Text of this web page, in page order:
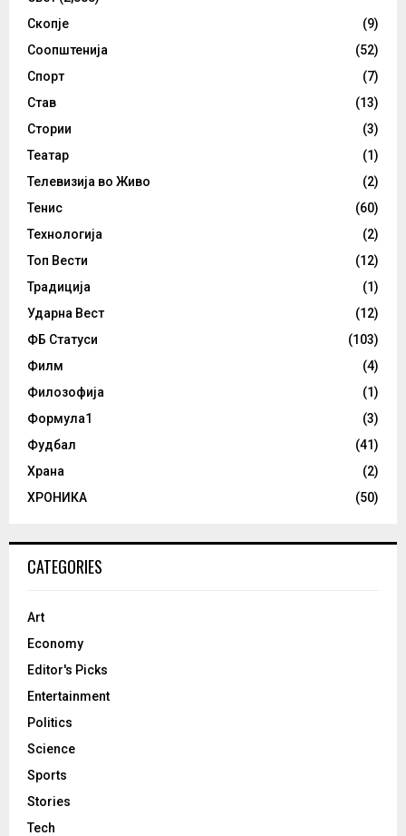
Скопје
(9)
Соопштенија
(52)
Спорт
(7)
Став
(13)
Стории
(3)
Театар
(1)
Телевизија во Живо
(2)
Тенис
(60)
Технологија
(2)
Топ Вести
(12)
Традиција
(1)
Ударна Вест
(12)
ФБ Статуси
(103)
Филм
(4)
Филозофија
(1)
Формула1
(3)
Фудбал
(41)
Храна
(2)
ХРОНИКА
(50)
CATEGORIES
Art
Economy
Editor's Picks
Entertainment
Politics
Science
Sports
Stories
Tech